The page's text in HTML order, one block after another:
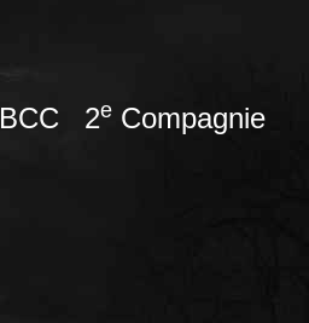
BCC 2e Compagnie